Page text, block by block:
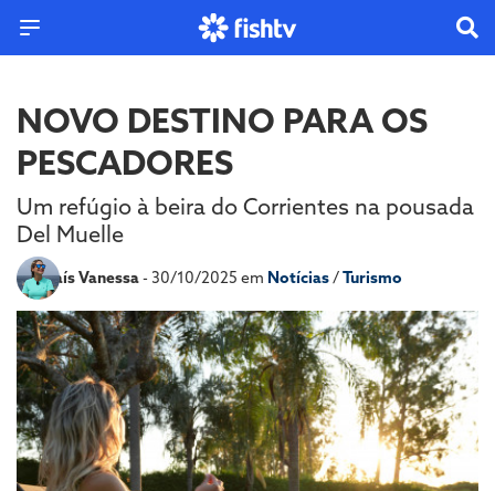
NOVO DESTINO PARA OS
PESCADORES
Um refúgio à beira do Corrientes na pousada
Del Muelle
PorLaís Vanessa- 30/10/2025 em Notícias/Turismo